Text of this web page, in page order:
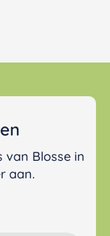
van Blosse in
aan.